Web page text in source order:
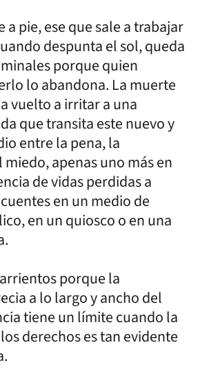
a pie, ese que sale a trabajar
despunta el sol, queda
porque quien
lo abandona. La muerte
vuelto a irritar a una
que transita este nuevo y
entre la pena, la
apenas uno más en
de vidas perdidas a
en un medio de
en un quiosco o en una
porque la
a lo largo y ancho del
tiene un límite cuando la
derechos es tan evidente